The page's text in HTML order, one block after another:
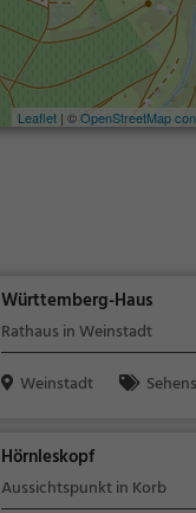
Leaflet | ©OpenStreetMap
Württemberg-Haus
Rathaus in Weinstadt
Weinstadt
Hörnleskopf
Aussichtspunkt in Korb